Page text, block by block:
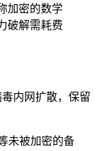
加密的数学
破解需耗费
内网扩散，保留
未被加密的备